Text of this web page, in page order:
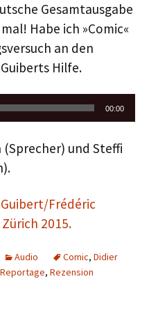
Gesamtausgabe
Habe ich »Comic«
an den
Hilfe.
00:00
(Sprecher) und Steffi
Frédéric
2015.
Audio Comic, Didier
Reportage, Rezension